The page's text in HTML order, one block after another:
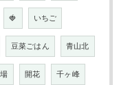
🍓 いちご
豆菜ごはん 青山北
開花 千ヶ峰